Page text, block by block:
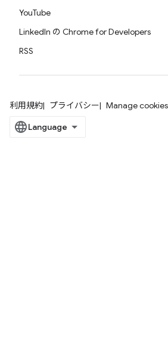
YouTube
LinkedIn の Chrome for Developers
RSS
利用規約 プライバシー Manage cookies